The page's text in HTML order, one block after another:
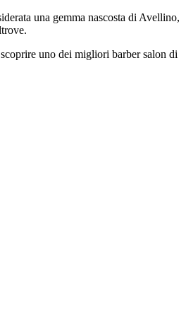
una gemma nascosta di Avellino,
uno dei migliori barber salon di